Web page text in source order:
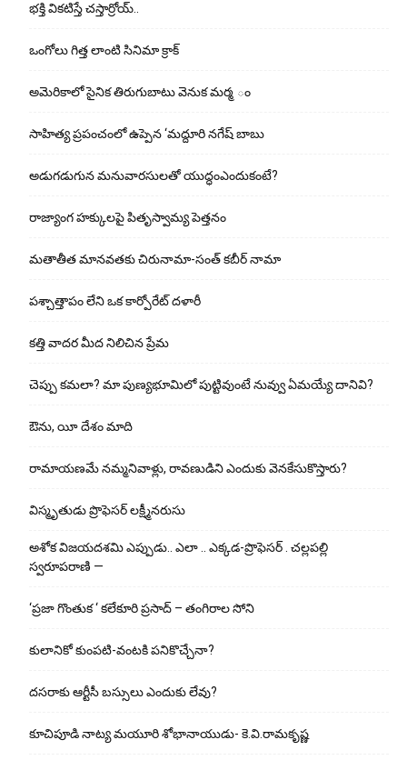
భ‌క్తి విక‌టిస్తే చ‌స్తార్రోయ్‌..
ఒంగోలు గిత్త లాంటి సినిమా క్రాక్
అమెరికాలో సైనిక తిరుగుబాటు వెనుక మర్మ ం
సాహిత్య ప్రపంచంలో ఉప్పెన ‘మద్దూరి నగేష్ బాబు
అడుగ‌డుగున మ‌నువార‌సుల‌తో యుద్ధంఎందుకంటే?
రాజ్యాంగ హక్కులపై పితృస్వామ్య పెత్తనం
మతాతీత మానవతకు చిరునామా-సంత్ కబీర్ నామా
పశ్చాత్తాపం లేని ఒక కార్పోరేట్ దళారీ
కత్తి వాదర మీద నిలిచిన ప్రేమ
చెప్పు క‌మ‌లా? మా పుణ్యభూమిలో పుట్టివుంటే నువ్వు ఏమయ్యే దానివి?
ఔను, యీ దేశం మాది
రామాయణమే నమ్మనివాళ్లు, రావణుడిని ఎందుకు వెనకేసుకొస్తారు?
విస్మృతుడు ప్రొఫెసర్ లక్ష్మీనరుసు
అశోక విజ‌య‌ద‌శ‌మి ఎప్పుడు.. ఎలా .. ఎక్క‌డ‌-ప్రొఫెసర్ . చల్లపల్లి
స్వరూపరాణి —
‘ప్రజా గొంతుక ‘ కలేకూరి ప్రసాద్ – తంగిరాల సోని
కులానికో కుంప‌టి-వంట‌కి ప‌నికొచ్చేనా?
ద‌స‌రాకు ఆర్టీసీ బ‌స్సులు ఎందుకు లేవు?
కూచిపూడి నాట్య మ‌యూరి శోభానాయుడు- కె.వి.రామకృష్ణ